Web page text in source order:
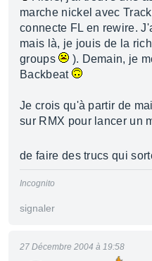
marche nickel avec
connecte FL en rewire.
mais là, je jouis de la
groups
). Demain, je
Backbeat
Je crois qu'à partir de
sur RMX pour lancer un
de faire des trucs qui
Incognito
signaler
27 Décembre 2004 à 19:58